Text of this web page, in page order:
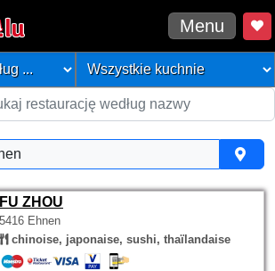
Menu
FU ZHOU
5416 Ehnen
chinoise, japonaise, sushi, thaïlandaise